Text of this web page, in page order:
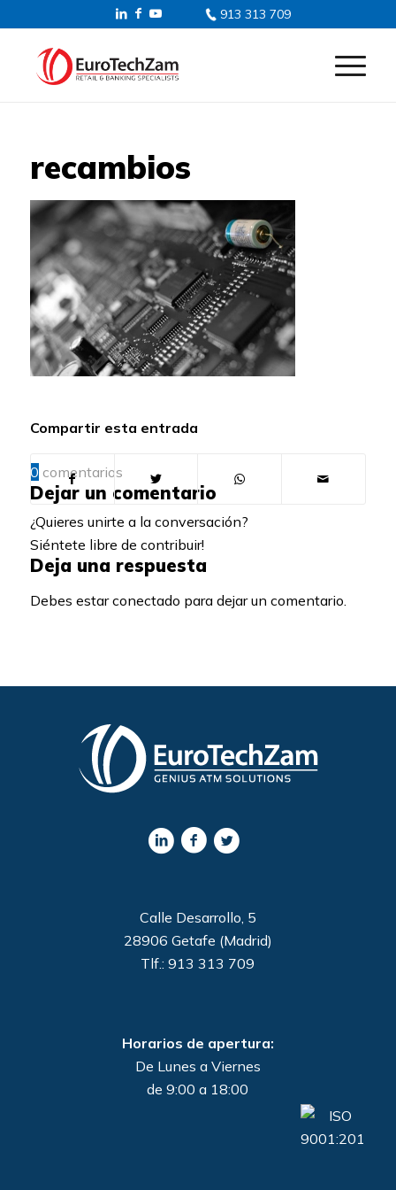
913 313 709
recambios
Compartir esta entrada
0 comentarios
Dejar un comentario
¿Quieres unirte a la conversación?
Siéntete libre de contribuir!
Deja una respuesta
Debes estar conectado para dejar un comentario.
Calle Desarrollo, 5
28906 Getafe (Madrid)
Tlf.: 913 313 709
Horarios de apertura:
De Lunes a Viernes
de 9:00 a 18:00